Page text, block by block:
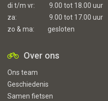
di t/m vr:
9.00 tot 18.00 uur
za:
9.00 tot 17.00 uur
zo & ma:
gesloten
Over ons
Ons team
Geschiedenis
Samen fietsen